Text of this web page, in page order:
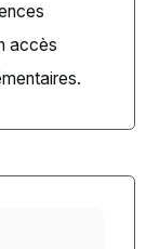
accès